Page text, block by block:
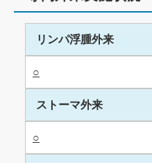
リンパ浮腫外来
○
ストーマ外来
○